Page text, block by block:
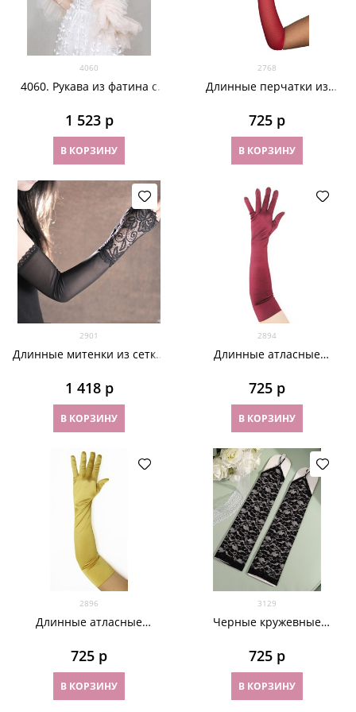
4060
4060. Рукава из фатина с
1 523 р
В КОРЗИНУ
2768
Длинные перчатки из
725 р
В КОРЗИНУ
2901
Длинные митенки из сетки.
1 418 р
В КОРЗИНУ
2894
Длинные атласные
50 и 55 см
725 р
В КОРЗИНУ
2896
Длинные атласные
см
725 р
В КОРЗИНУ
3129
Черные кружевные
725 р
В КОРЗИНУ